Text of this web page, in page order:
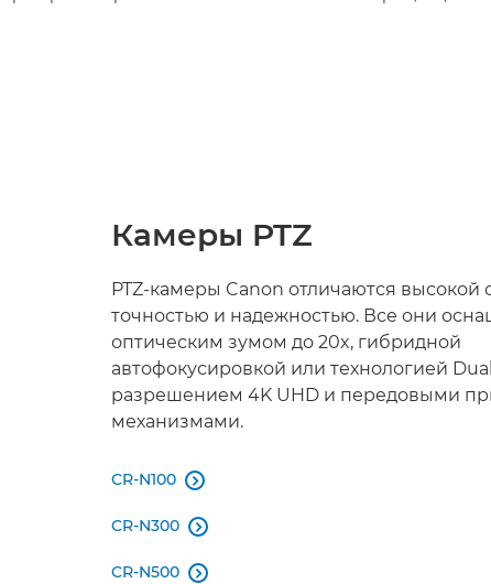
Камеры PTZ
PTZ-камеры Canon отличаются высокой
точностью и надежностью. Все они
оптическим зумом до 20x, гибридной
автофокусировкой или технологией
разрешением 4K UHD и передовыми
механизмами.
CR-N100 
CR-N300 
CR-N500 